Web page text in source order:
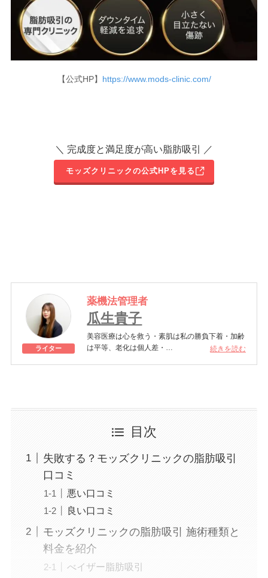
【公式HP】 https://www.mods-clinic.com/
＼ 完成度と満足度が高い脂肪吸引 ／
モッズクリニックの公式HPを見る
ライター
薬機法管理者
瓜生貴子
美容医療は心を救う・素肌は私の勝負下着・加齢
は平等、老化は個人差・
タ注射、いぼ除去、医療脱毛など
続きを読む
目次
失敗する？モッズクリニックの脂肪吸引
口コミ
悪い口コミ
良い口コミ
モッズクリニックの脂肪吸引 施術種類と
料金を紹介
べイザー脂肪吸引